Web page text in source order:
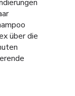
über die